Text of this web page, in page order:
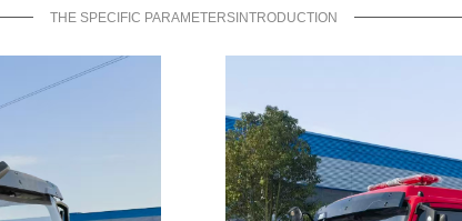
THE SPECIFIC PARAMETERSINTRODUCTION